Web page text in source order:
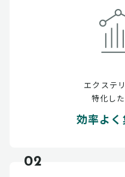
エクステ
特化し
効率よく
02